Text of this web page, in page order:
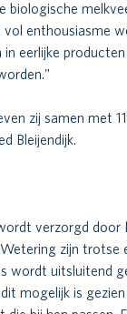
biologische
vol enthousiasme
eerlijke
zij samen met
Bleijendijk.
verzorgd door
zijn
wordt uitsluitend
mogelijk is